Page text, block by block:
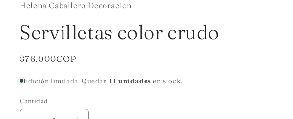
Helena Caballero Decoracion
Servilletas color crudo
Precio
$76.000COP
Edición limitada: Quedan11 unidades en stock.
Cantidad
Cantidad